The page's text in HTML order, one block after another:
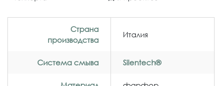
Страна
производства
Италия
Система смыва Silentech®